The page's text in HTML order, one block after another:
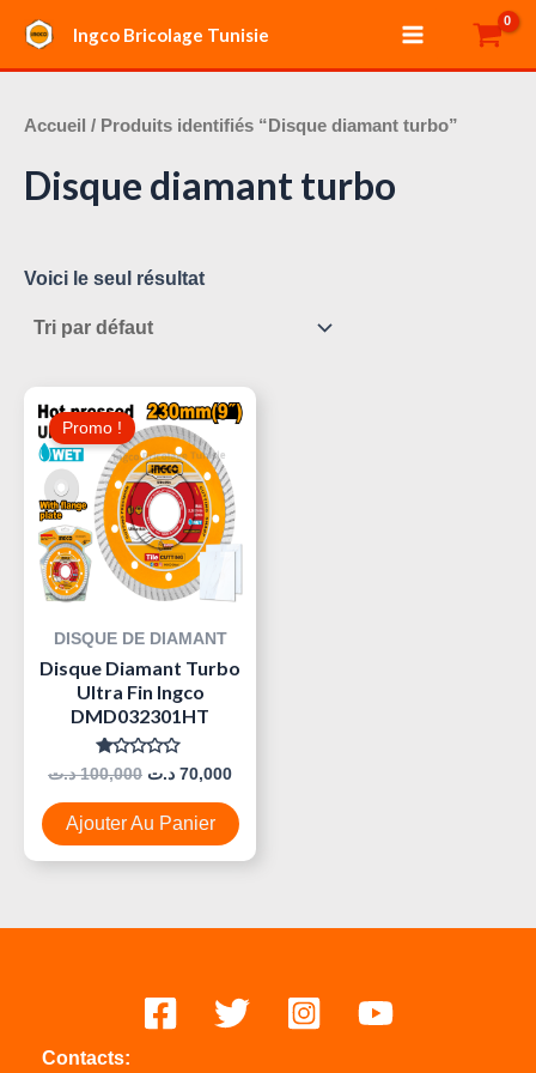
contenu
Ingco Bricolage Tunisie
Main
Menu
Accueil / Produits identifiés “Disque diamant turbo”
Disque diamant turbo
Voici le seul résultat
Promo !
DISQUE DE DIAMANT
Disque Diamant Turbo
Ultra Fin Ingco
DMD032301HT
Note
0
Sur
5
100,000 د.ت
Prix
Initial
Était :
70,000 د.ت
Prix
Ajouter Au Panier
Contacts: